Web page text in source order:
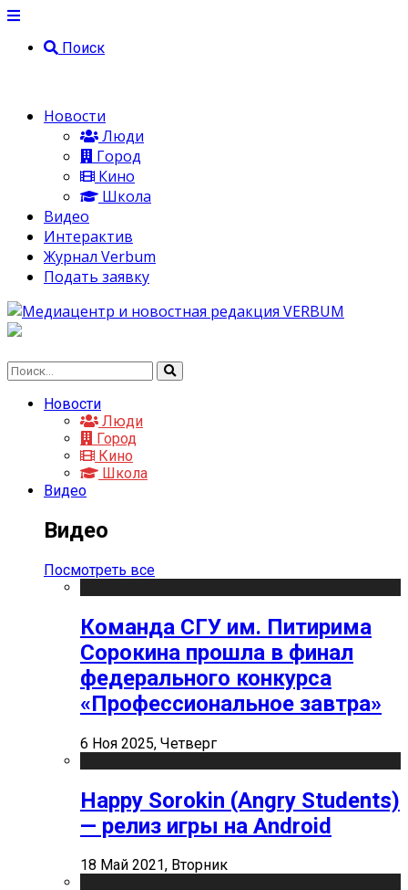
Поиск
Новости
Люди
Город
Кино
Школа
Видео
Интерактив
Журнал Verbum
Подать заявку
Новости
Люди
Город
Кино
Школа
Видео
Видео
Посмотреть все
Команда СГУ им. Питирима
Сорокина прошла в финал
федерального конкурса
«Профессиональное завтра»
6 Ноя 2025, Четверг
Happy Sorokin (Angry Students)
— релиз игры на Android
18 Май 2021, Вторник